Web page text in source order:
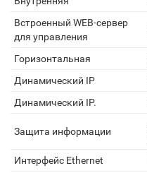
Встроенный WEB-сервер
для управления
Горизонтальная
Динамический IP
Динамический IP.
Защита информации
Интерфейс Ethernet